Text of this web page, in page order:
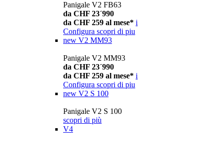
Panigale V2 FB63
da CHF 23´990
da CHF 259 al mese* i
Configura scopri di piu
new V2 MM93
Panigale V2 MM93
da CHF 23´990
da CHF 259 al mese* i
Configura scopri di piu
new V2 S 100
Panigale V2 S 100
scopri di più
V4